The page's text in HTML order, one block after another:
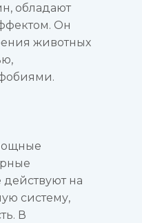
обладают
Он
животных
на
систему,
В